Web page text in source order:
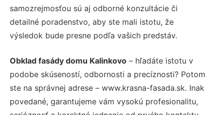
samozrejmosťou sú aj odborné konzultácie či
detailné poradenstvo, aby ste mali istotu, že
výsledok bude presne podľa vašich predstáv.
Obklad fasády domu Kalinkovo – hľadáte istotu v
podobe skúseností, odbornosti a precíznosti? Potom
ste na správnej adrese – www.krasna-fasada.sk. Inak
povedané, garantujeme vám vysokú profesionalitu,